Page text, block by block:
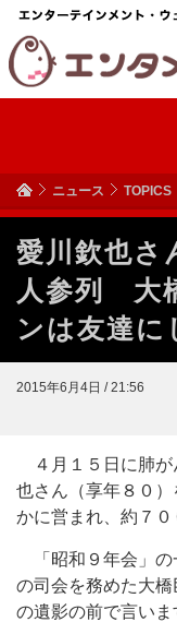
ニュース TOPICS
愛川欽也さ
人参列 大
ンは友達に
2015年6月4日 / 21:56
４月１５日に肺が
也さん（享年８０
かに営まれ、約７０
「昭和９年会」の
の司会を務めた大
の遺影の前で言い